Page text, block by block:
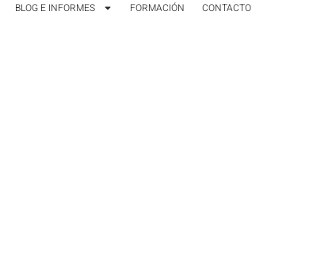
BLOG E INFORMES FORMACIÓN CONTACTO